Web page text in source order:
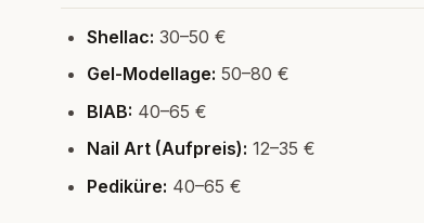
Shellac: 30–50 €
Gel-Modellage: 50–80 €
BIAB: 40–65 €
Nail Art (Aufpreis): 12–35 €
Pediküre: 40–65 €